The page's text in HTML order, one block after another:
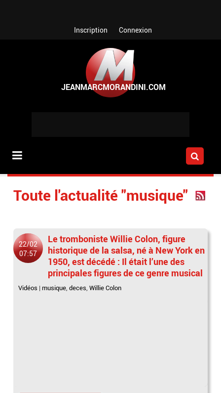
Inscription Connexion
Toute l'actualité "musique"
22/02
07:57
Le tromboniste Willie Colon, figure
historique de la salsa, né à New York en
1950, est décédé : Il était l’une des
principales figures de ce genre musical
Vidéos | musique,deces,Willie Colon